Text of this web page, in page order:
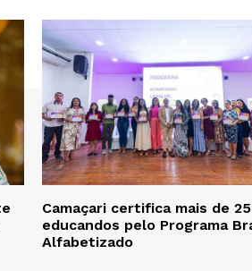
Camaçari certifica mais de
educandos pelo Programa
Alfabetizado